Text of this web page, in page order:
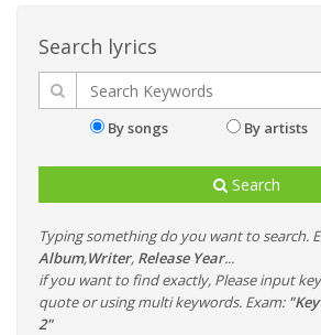
Search lyrics
By songs By artists
Search
Typing something do you want to search.
Album,Writer, Release Year...
if you want to find exactly, Please input
quote or using multi keywords. Exam:
2"